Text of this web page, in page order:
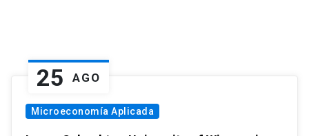
25 AGO
Microeconomía Aplicada